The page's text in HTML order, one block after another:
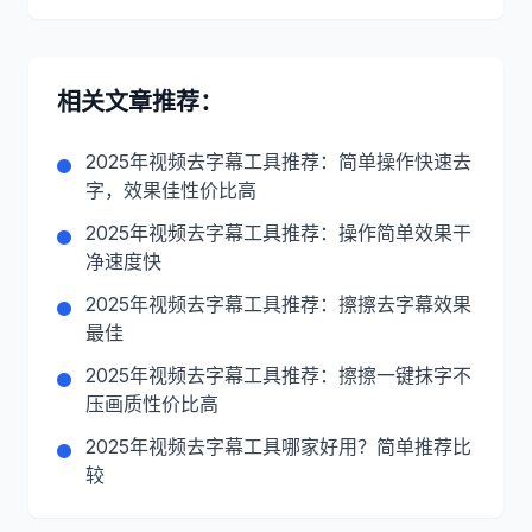
相关文章推荐：
2025年视频去字幕工具推荐：简单操作快速去
字，效果佳性价比高
2025年视频去字幕工具推荐：操作简单效果干
净速度快
2025年视频去字幕工具推荐：擦擦去字幕效果
最佳
2025年视频去字幕工具推荐：擦擦一键抹字不
压画质性价比高
2025年视频去字幕工具哪家好用？简单推荐比
较